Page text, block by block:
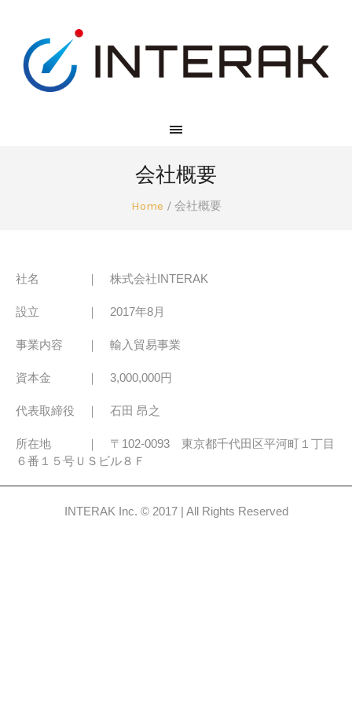
会社概要
Home / 会社概要
社名 ｜ 株式会社INTERAK
設立 ｜ 2017年8月
事業内容 ｜ 輸入貿易事業
資本金 ｜ 3,000,000円
代表取締役 ｜ 石田 昂之
所在地 ｜ 〒102-0093 東京都千代田区平河町１丁目
６番１５号ＵＳビル８Ｆ
INTERAK Inc. © 2017 | All Rights Reserved